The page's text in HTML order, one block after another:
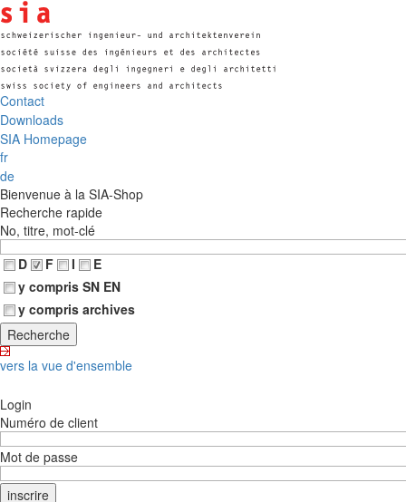
Contact
Downloads
SIA Homepage
fr
de
Bienvenue à la SIA-Shop
Recherche rapide
No, titre, mot-clé
D
F I
E
y compris SN EN
y compris archives
vers la vue d'ensemble
Login
Numéro de client
Mot de passe